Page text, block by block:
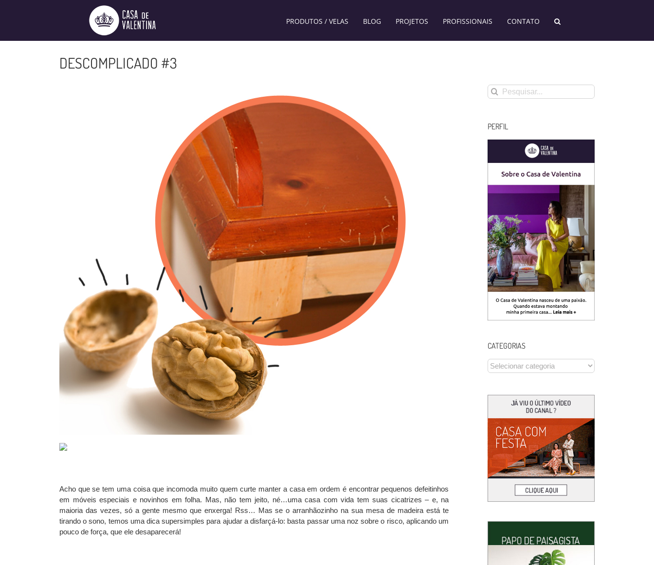
PRODUTOS / VELAS BLOG PROJETOS PROFISSIONAIS CONTATO
DESCOMPLICADO #3
Acho que se tem uma coisa que incomoda muito quem curte manter a casa em ordem é encontrar pequenos defeitinhos
em móveis especiais e novinhos em folha. Mas, não tem jeito, né…uma casa com vida tem suas cicatrizes – e, na
maioria das vezes, só a gente mesmo que enxerga! Rss… Mas se o arranhãozinho na sua mesa de madeira está te
tirando o sono, temos uma dica supersimples para ajudar a disfarçá-lo: basta passar uma noz sobre o risco, aplicando um
pouco de força, que ele desaparecerá!
Buscar
resultados
PERFIL
CATEGORIAS
CATEGORIAS